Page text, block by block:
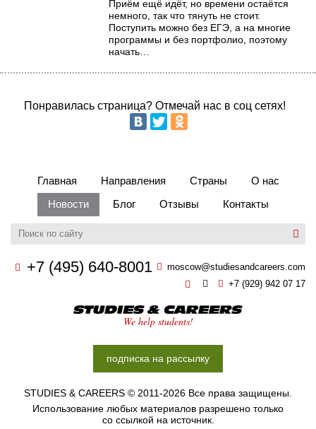
Приём ещё идёт, но времени остаётся
немного, так что тянуть не стоит.
Поступить можно без ЕГЭ, а на многие
программы и без портфолио, поэтому
начать…
Понравилась страница? Отмечай нас в соц сетях!
Главная Направления Страны
О нас
Новости
Блог Отзывы Контакты
+7 (495) 640-8001
moscow@studiesandcareers.com
+7 (929) 942 07 17
We help students!
подписка на рассылку
STUDIES & CAREERS © 2011-2026 Все права защищены.
Использование любых материалов разрешено только
со ссылкой на источник.